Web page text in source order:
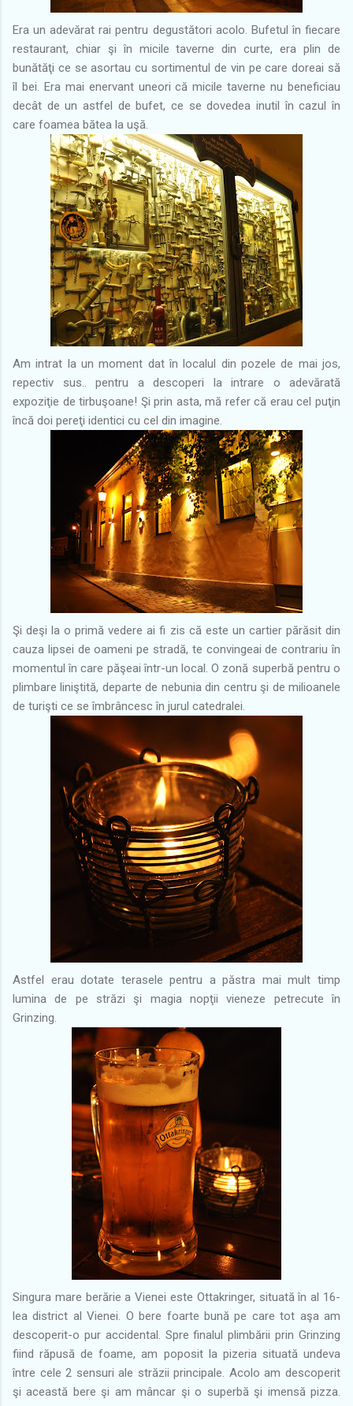
Era un adevărat rai pentru degustători acolo. Bufetul în fiecare
restaurant, chiar şi în micile taverne din curte, era plin de
bunătăţi ce se asortau cu sortimentul de vin pe care doreai să
îl bei. Era mai enervant uneori că micile taverne nu beneficiau
decât de un astfel de bufet, ce se dovedea inutil în cazul în
care foamea bătea la uşă.
Am intrat la un moment dat în localul din pozele de mai jos,
repectiv sus.. pentru a descoperi la intrare o adevărată
expoziţie de tirbuşoane! Şi prin asta, mă refer că erau cel puţin
încă doi pereţi identici cu cel din imagine.
Şi deşi la o primă vedere ai fi zis că este un cartier părăsit din
cauza lipsei de oameni pe stradă, te convingeai de contrariu în
momentul în care păşeai într-un local. O zonă superbă pentru o
plimbare liniştită, departe de nebunia din centru şi de milioanele
de turişti ce se îmbrâncesc în jurul catedralei.
Astfel erau dotate terasele pentru a păstra mai mult timp
lumina de pe străzi şi magia nopţii vieneze petrecute în
Grinzing.
Singura mare berărie a Vienei este Ottakringer, situată în al 16-
lea district al Vienei. O bere foarte bună pe care tot aşa am
descoperit-o pur accidental. Spre finalul plimbării prin Grinzing
fiind răpusă de foame, am poposit la pizeria situată undeva
între cele 2 sensuri ale străzii principale. Acolo am descoperit
şi această bere şi am mâncar şi o superbă şi imensă pizza.